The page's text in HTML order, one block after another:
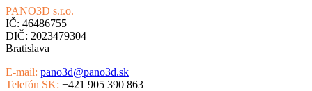
PANO3D s.r.o.
IČ: 46486755
DIČ: 2023479304
Bratislava
E-mail: pano3d@pano3d.sk
Telefón SK: +421 905 390 863